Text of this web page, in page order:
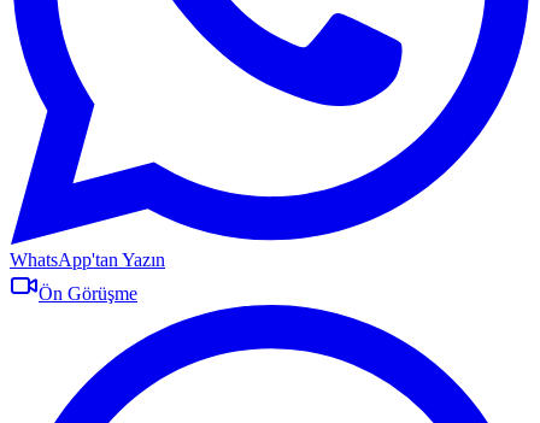
WhatsApp'tan Yazın
Ön Görüşme